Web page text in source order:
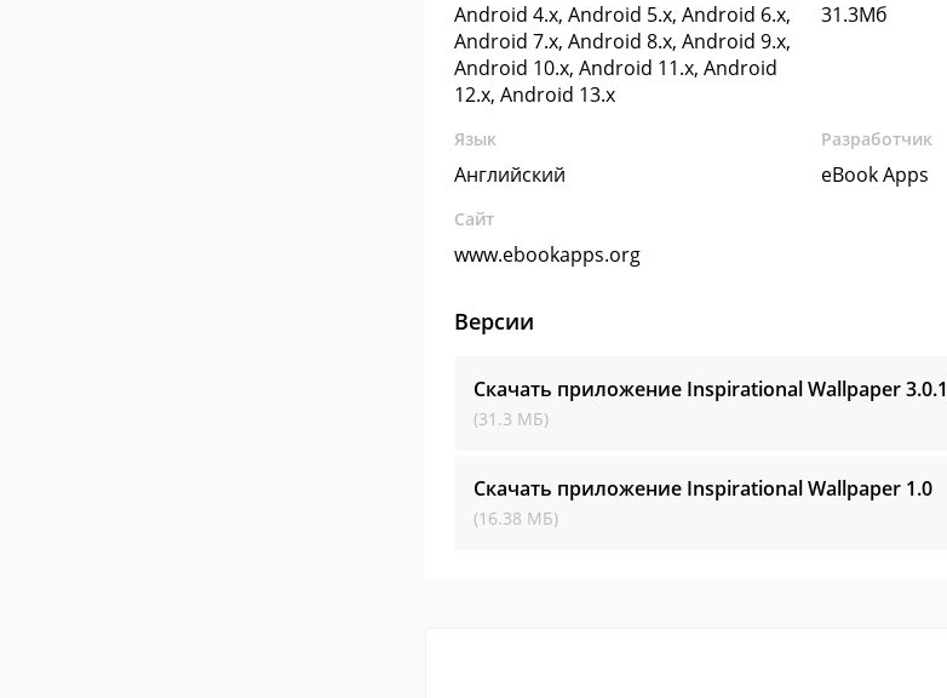
Android 4.x, Android 5.x, Android 6.x,
Android 7.x, Android 8.x, Android 9.x,
Android 10.x, Android 11.x, Android
12.x, Android 13.x
31.3Мб
Язык
Английский
Разработчик
eBook Apps
Сайт
www.ebookapps.org
Версии
Скачать приложение Inspirational Wallpaper3.0.1
(31.3 МБ)
Скачать приложение Inspirational Wallpaper 1.0
(16.38 МБ)